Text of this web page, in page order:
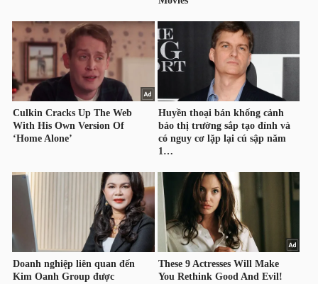
NĂNG
LƯỢNG
NGUYÊN
LIỆU
CÔNG